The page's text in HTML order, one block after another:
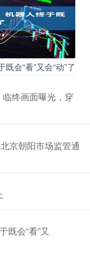
会“看”又会“动”了
终画面曝光，穿
京朝阳市场监管通
既会“看”又